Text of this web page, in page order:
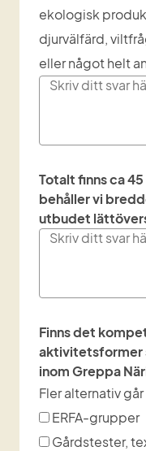
ekologisk
djurvälfärd,
eller något helt
Totalt finns ca
behåller vi
utbudet
Finns det
aktivitetsformer
inom Greppa
Fler alternativ
Finns det
ERFA-grupper
Gårdstester,